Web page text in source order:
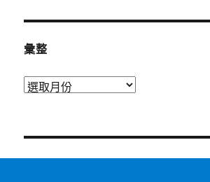
彙整
彙